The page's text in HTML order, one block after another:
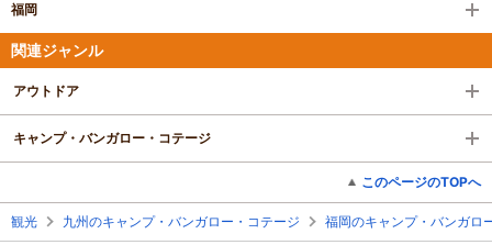
福岡
関連ジャンル
アウトドア
キャンプ・バンガロー・コテージ
このページのTOPへ
観光 九州のキャンプ・バンガロー・コテージ 福岡のキャンプ・バンガロ